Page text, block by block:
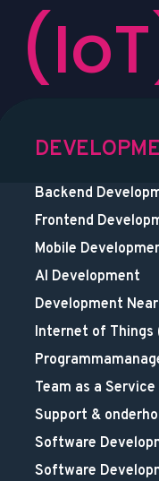
(IoT
Backend
Frontend
Mobile
AI Development
Development
Internet of Things
Team as a Service
Support &
Software
Software